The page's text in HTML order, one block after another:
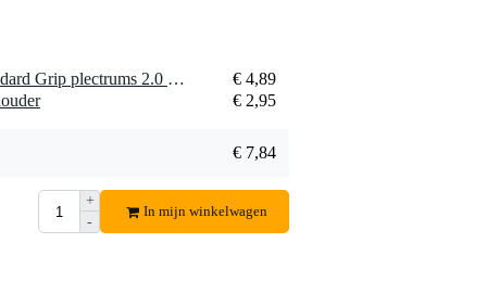
1 x Dunlop Primetone Standard Grip plectrums 2.0 mm (3 stuks)
€ 4,89
€ 2,95
€ 7,84
+
-
In mijn winkelwagen